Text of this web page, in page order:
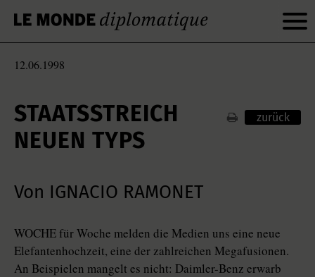
12.06.1998
STAATSSTREICH
NEUEN TYPS
zurück
Von IGNACIO RAMONET
WOCHE für Woche melden die Medien uns eine neue
Elefantenhochzeit, eine der zahlreichen Megafusionen.
An Beispielen mangelt es nicht: Daimler-Benz erwarb